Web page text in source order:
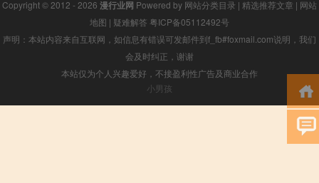
Copyright © 2012 - 2026 漫行业网 Powered by 网站分类目录 | 精选推荐文章 | 网站
地图 | 疑难解答 粤ICP备05112492号
声明：本站内容来自互联网，如信息有错误可发邮件到f_fb#foxmail.com说明，我们
会及时纠正，谢谢
本站仅为个人兴趣爱好，不接盈利性广告及商业合作
小男孩